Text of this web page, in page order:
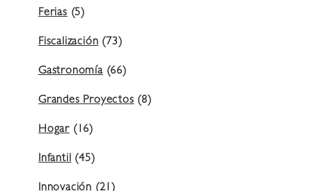
Ferias(5)
Fiscalización(73)
Gastronomía(66)
Grandes Proyectos(8)
Hogar (16)
Infantil(45)
Innovación (21)